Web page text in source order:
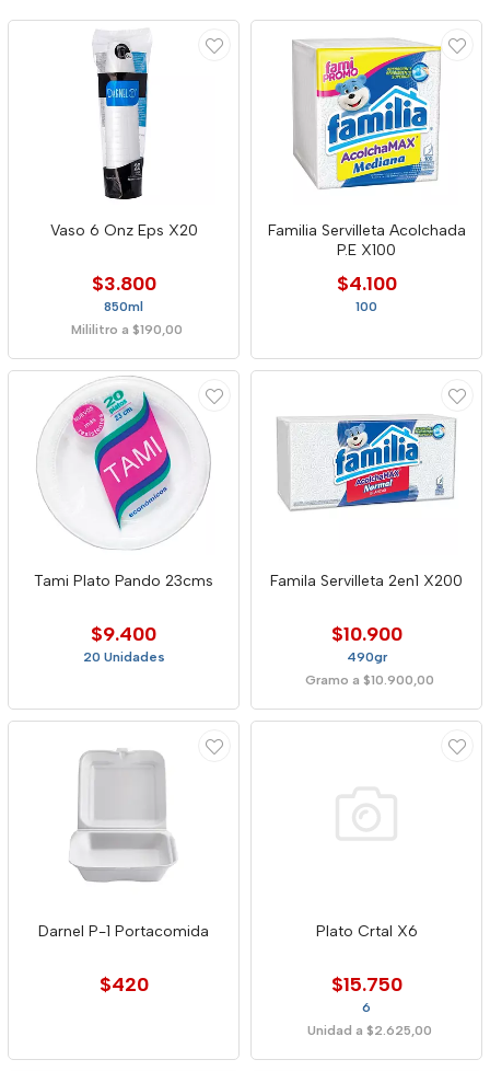
Vaso 6 Onz Eps X20
$3.800
850ml
Mililitro a $190,00
Familia Servilleta Acolchada
P.E X100
$4.100
100
Tami Plato Pando 23cms
$9.400
20 Unidades
Famila Servilleta 2en1 X200
$10.900
490gr
Gramo a $10.900,00
Darnel P-1 Portacomida
$420
Plato Crtal X6
$15.750
6
Unidad a $2.625,00